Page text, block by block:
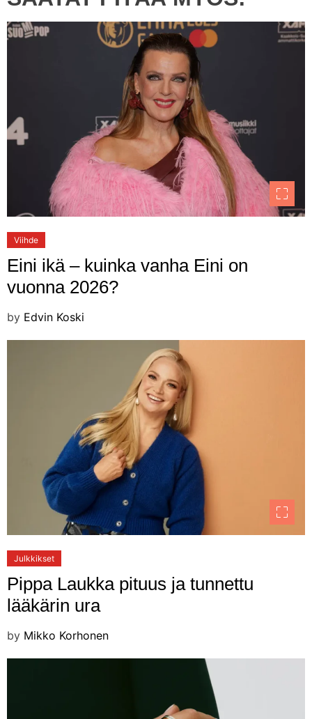
Viihde
Eini ikä – kuinka vanha Eini on
vuonna 2026?
by Edvin Koski
Julkkikset
Pippa Laukka pituus ja tunnettu
lääkärin ura
by Mikko Korhonen